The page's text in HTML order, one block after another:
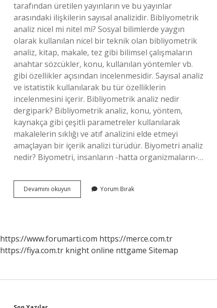
tarafından üretilen yayınların ve bu yayınlar
arasındaki ilişkilerin sayısal analizidir. Bibliyometrik
analiz nicel mi nitel mi? Sosyal bilimlerde yaygın
olarak kullanılan nicel bir teknik olan bibliyometrik
analiz, kitap, makale, tez gibi bilimsel çalışmaların
anahtar sözcükler, konu, kullanılan yöntemler vb.
gibi özellikler açısından incelenmesidir. Sayısal analiz
ve istatistik kullanılarak bu tür özelliklerin
incelenmesini içerir. Bibliyometrik analiz nedir
dergipark? Bibliyometrik analiz, konu, yöntem,
kaynakça gibi çeşitli parametreler kullanılarak
makalelerin sıklığı ve atıf analizini elde etmeyi
amaçlayan bir içerik analizi türüdür. Biyometri analiz
nedir? Biyometri, insanların -hatta organizmaların-…
Devamını okuyun Bibliyometrik
Analizin
Yorum Bırak
https://www.forumarti.com https://merce.com.tr
https://fiya.com.tr knight online nttgame Sitemap